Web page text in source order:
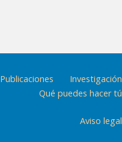
Publicaciones
Investigación
Qué puedes hacer tú
Aviso legal